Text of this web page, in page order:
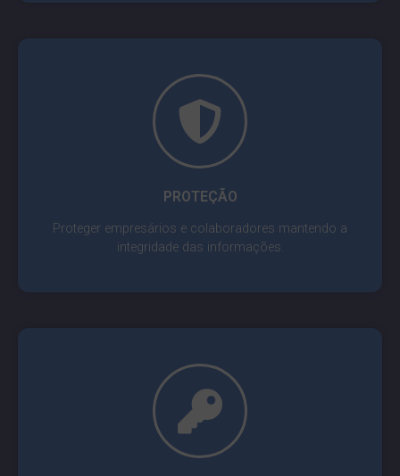
PROTEÇÃO
Proteger empresários e colaboradores mantendo a
integridade das informações.